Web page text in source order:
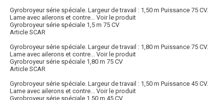
Gyrobroyeur série spéciale. Largeur de travail : 1,50 m Puissance 75 CV.
Lame avec ailerons et contre... Voir le produit
Gyrobroyeur série spéciale 1,5 m 75 CV
Article SCAR
Gyrobroyeur série spéciale. Largeur de travail : 1,80 m Puissance 75 CV.
Lame avec ailerons et contre... Voir le produit
Gyrobroyeur série spéciale 1,80 m 75 CV
Article SCAR
Gyrobroyeur série spéciale. Largeur de travail : 1,50 m Puissance 45 CV.
Lame avec ailerons et contre... Voir le produit
Gyrobroyeur série spéciale 1,50 m 45 CV